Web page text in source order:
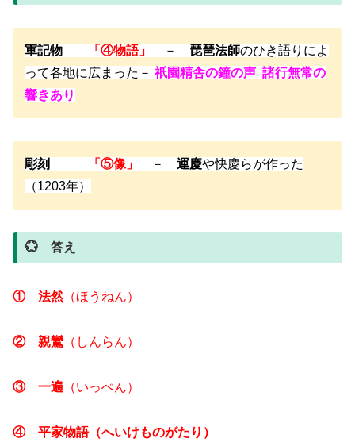
軍記物 「④物語」 － 琵琶法師のひき語りによ
って各地に広まった－ 祇園精舎の鐘の声 諸行無常の
響きあり
彫刻 「⑤像」 － 運慶や快慶らが作った
（1203年）
💮 答え
① 法然（ほうねん）
② 親鸞（しんらん）
③ 一遍 （いっぺん）
④ 平家物語（へいけものがたり）